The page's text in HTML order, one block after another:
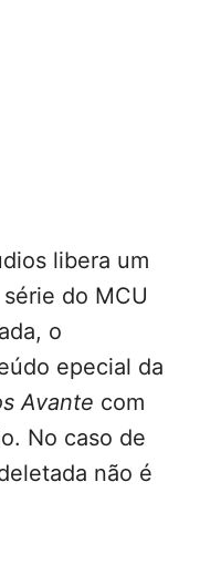
libera um
do MCU
o
epecial da
Avante com
No caso de
não é